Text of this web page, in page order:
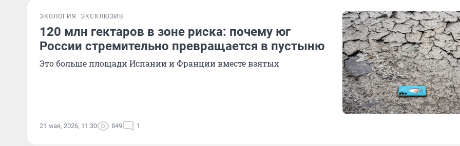
ЭКОЛОГИЯ ЭКСКЛЮЗИВ
120 млн гектаров в зоне риска: почему юг
России стремительно превращается в пустыню
Это больше площади Испании и Франции вместе взятых
21 мая, 2026, 11:30 849 1